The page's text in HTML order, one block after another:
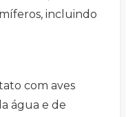
incluindo
com aves
água e de